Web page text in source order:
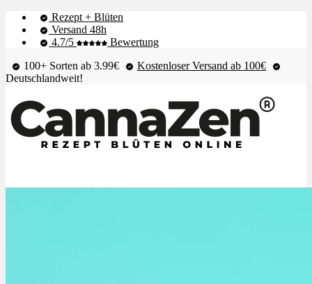
Rezept + Blüten
Versand 48h
4.7/5
Bewertung
100+ Sorten ab 3.99€
Kostenloser Versand ab 100€
Deutschlandweit!